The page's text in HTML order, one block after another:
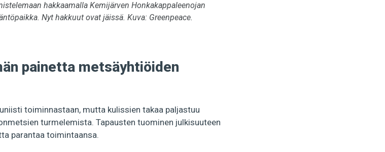
hakkaamalla Kemijärven Honkakappaleenojan
Nyt hakkuut ovat jäissä. Kuva: Greenpeace.
painetta metsäyhtiöiden
toiminnastaan, mutta kulissien takaa paljastuu
turmelemista. Tapausten tuominen julkisuuteen
parantaa toimintaansa.